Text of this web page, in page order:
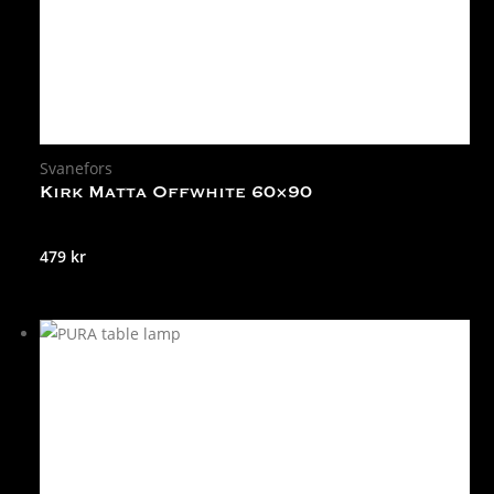
Svanefors
Kirk Matta Offwhite 60×90
479 kr